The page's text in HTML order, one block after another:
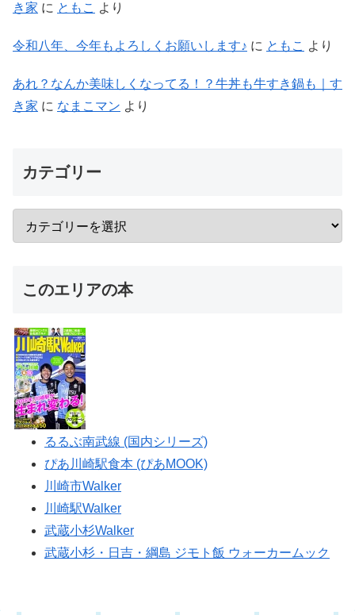
き家 に ともこ より
令和八年、今年もよろしくお願いします♪ に ともこ より
あれ？なんか美味しくなってる！？牛丼も牛すき鍋も｜す
き家 に なまこマン より
カテゴリー
このエリアの本
るるぶ南武線 (国内シリーズ)
ぴあ川崎駅食本 (ぴあMOOK)
川崎市Walker
川崎駅Walker
武蔵小杉Walker
武蔵小杉・日吉・綱島 ジモト飯 ウォーカームック